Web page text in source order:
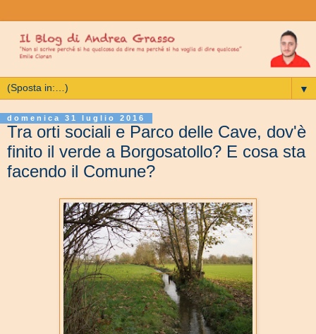
▼
domenica 31 luglio 2016
Tra orti sociali e Parco delle Cave, dov'è
finito il verde a Borgosatollo? E cosa sta
facendo il Comune?